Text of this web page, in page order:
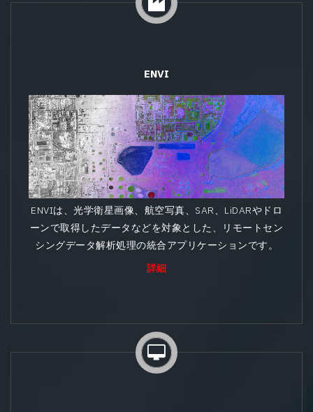
ENVI
ENVIは、光学衛星画像、航空写真、SAR、LiDARやドロ
ーンで取得したデータなどを対象とした、リモートセン
シングデータ解析処理の統合アプリケーションです。
詳細